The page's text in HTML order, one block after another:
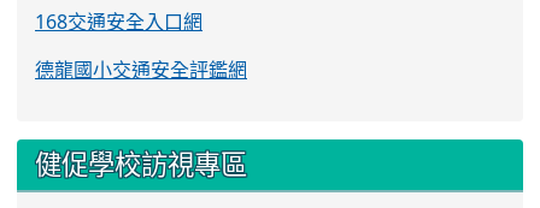
168交通安全入口網
德龍國小交通安全評鑑網
健促學校訪視專區